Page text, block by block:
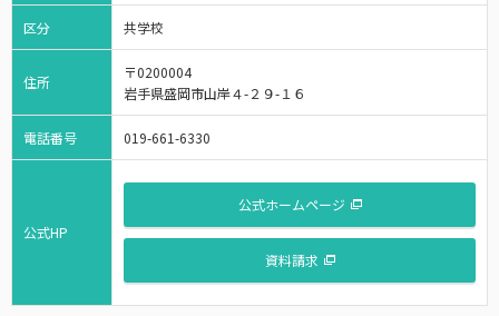
区分 共学校
住所
〒0200004
岩手県盛岡市山岸４-２９-１６
電話番号 019-661-6330
公式HP
公式ホームページ
資料請求